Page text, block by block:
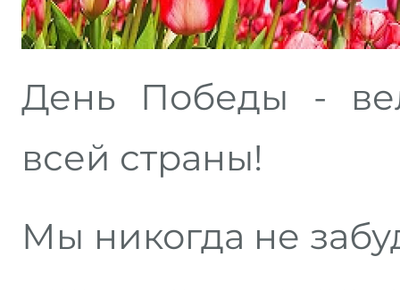
День Победы -
всей страны!
Мы никогда не